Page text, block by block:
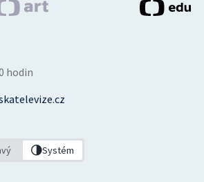
hodin
Systém